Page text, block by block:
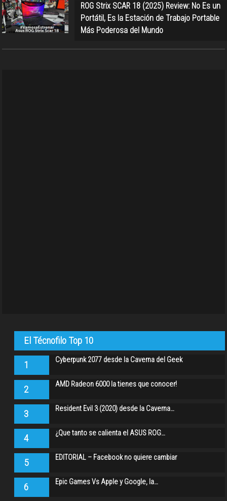
ROG Strix SCAR 18 (2025) Review: No Es un
Portátil, Es la Estación de Trabajo Portable
Más Poderosa del Mundo
El Técnofilo Top 10
1 Cyberpunk 2077 desde la Caverna del Geek
2 AMD Radeon 6000 la tienes que conocer!
3 Resident Evil 3 (2020) desde la Caverna…
4 ¿Que tanto se calienta el ASUS ROG…
5 EDITORIAL – Facebook no quiere cambiar
6 Epic Games Vs Apple y Google, la…